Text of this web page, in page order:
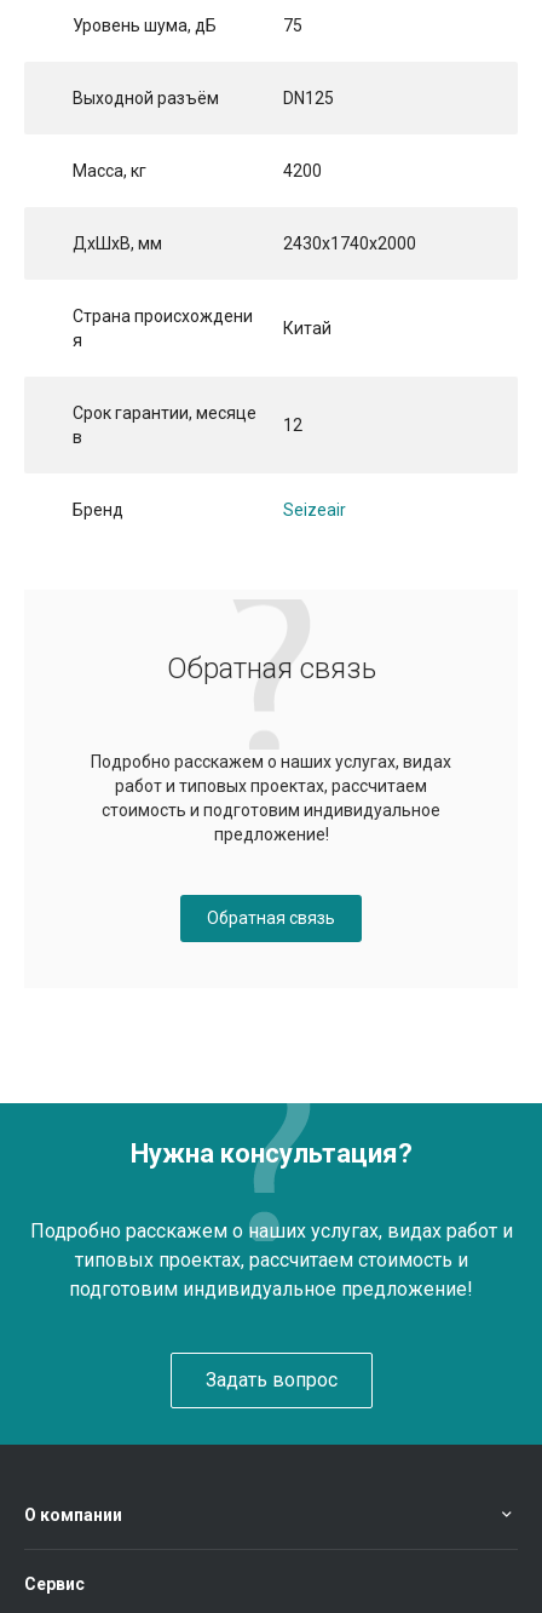
Уровень шума, дБ 75
Выходной разъём DN125
Масса, кг 4200
ДхШхВ, мм 2430x1740x2000
Страна происхождени
я
Китай
Срок гарантии, месяце
в
12
Бренд Seizeair
Обратная связь
Подробно расскажем о наших услугах, видах
работ и типовых проектах, рассчитаем
стоимость и подготовим индивидуальное
предложение!
Обратная связь
Нужна консультация?
Подробно расскажем о наших услугах, видах работ и
типовых проектах, рассчитаем стоимость и
подготовим индивидуальное предложение!
Задать вопрос
О компании
Сервис